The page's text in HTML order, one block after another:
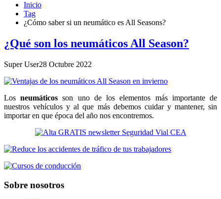
Inicio
Tag
¿Cómo saber si un neumático es All Seasons?
¿Qué son los neumáticos All Season?
Super User28 Octubre 2022
Losneumáticos son uno de los elementos más importante de
nuestros vehículos y al que más debemos cuidar y mantener, sin
importar en que época del año nos encontremos.
Sobre nosotros